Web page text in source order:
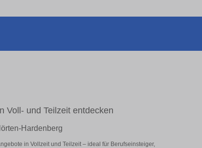
Voll- und Teilzeit entdecken
Hardenberg
in Vollzeit und Teilzeit – ideal für Berufseinsteiger,